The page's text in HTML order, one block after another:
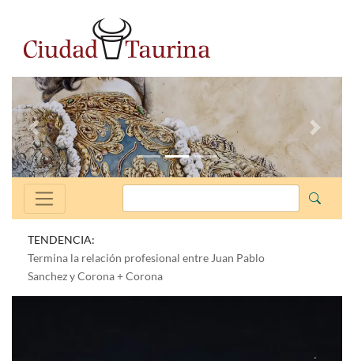
Anterior
TENDENCIA:
Termina la relación profesional entre Juan Pablo
Sanchez y Corona + Corona